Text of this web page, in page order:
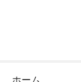
ホーム